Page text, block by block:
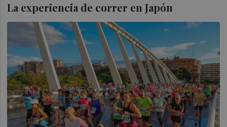
La experiencia de correr en Japón